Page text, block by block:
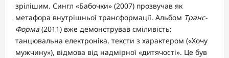
зрілішим. Сингл «Бабочки» (2007) прозвучав як
метафора внутрішньої трансформації. Альбом Транс-
Форма (2011) вже демонстрував сміливість:
танцювальна електроніка, тексти з характером («Хочу
мужчину»), відмова від надмірної «дитячості». Це був